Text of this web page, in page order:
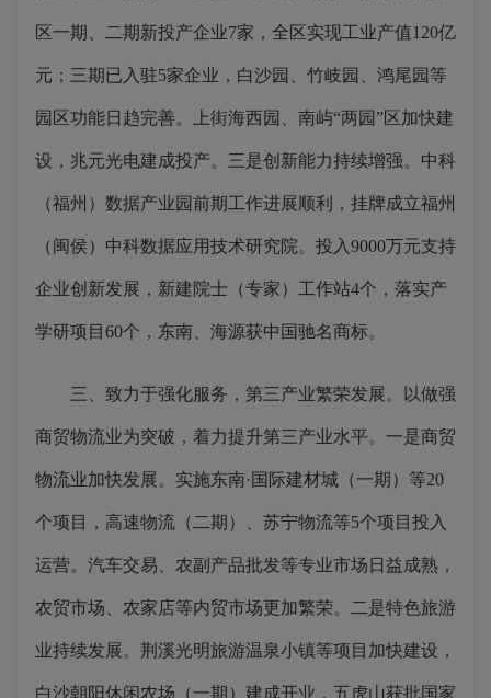
区一期、二期新投产企业7家，全区实现工业产值120亿
元；三期已入驻5家企业，白沙园、竹岐园、鸿尾园等
园区功能日趋完善。上街海西园、南屿“两园”区加快建
设，兆元光电建成投产。三是创新能力持续增强。中科
（福州）数据产业园前期工作进展顺利，挂牌成立福州
（闽侯）中科数据应用技术研究院。投入9000万元支持
企业创新发展，新建院士（专家）工作站4个，落实产
学研项目60个，东南、海源获中国驰名商标。
三、致力于强化服务，第三产业繁荣发展。以做强
商贸物流业为突破，着力提升第三产业水平。一是商贸
物流业加快发展。实施东南·国际建材城（一期）等20
个项目，高速物流（二期）、苏宁物流等5个项目投入
运营。汽车交易、农副产品批发等专业市场日益成熟，
农贸市场、农家店等内贸市场更加繁荣。二是特色旅游
业持续发展。荆溪光明旅游温泉小镇等项目加快建设，
白沙朝阳休闲农场（一期）建成开业，五虎山获批国家